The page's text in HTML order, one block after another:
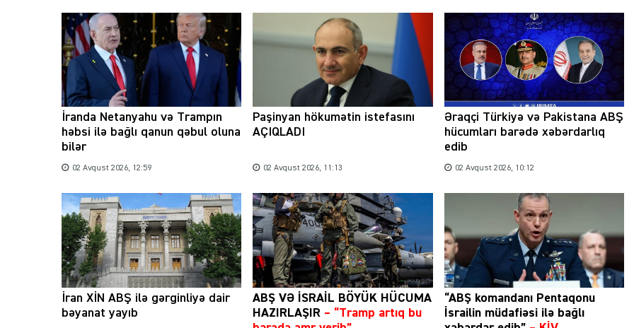
İranda Netanyahu və Trampın
həbsi ilə bağlı qanun qəbul oluna
bilər
02 Avqust 2026, 12:59
Paşinyan hökumətin istefasını
AÇIQLADI
02 Avqust 2026, 11:13
Əraqçi Türkiyə və Pakistana ABŞ
hücumları barədə xəbərdarlıq
edib
02 Avqust 2026, 10:12
İran XİN ABŞ ilə gərginliyə dair
bəyanat yayıb
ABŞ VƏ İSRAİL BÖYÜK HÜCUMA
HAZIRLAŞIR – “Tramp artıq bu
“ABŞ komandanı Pentaqonu
İsrailin müdafiəsi ilə bağlı
Şəhərsalma ili və qanunsuz tikintilər:
nəzarət mexanizmi haradadır?